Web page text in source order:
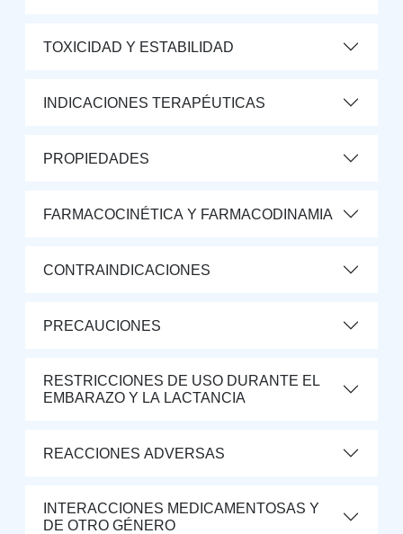
TOXICIDAD Y ESTABILIDAD
INDICACIONES TERAPÉUTICAS
PROPIEDADES
FARMACOCINÉTICA Y FARMACODINAMIA
CONTRAINDICACIONES
PRECAUCIONES
RESTRICCIONES DE USO DURANTE EL
EMBARAZO Y LA LACTANCIA
REACCIONES ADVERSAS
INTERACCIONES MEDICAMENTOSAS Y
DE OTRO GÉNERO